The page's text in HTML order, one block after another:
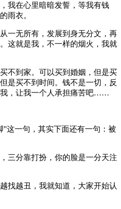
我在心里暗暗发誓，等我有钱
雨衣。
一无所有，发展到身无分文，再
这就是我，不一样的烟火，我就
不到家。可以买到婚姻，但是买
是买不到时间。钱不是一切，反
，让我一个人承担痛苦吧……
这一句，其实下面还有一句：被
三分靠打扮，你的脸是一分天注
找越丑，我就知道，大家开始认